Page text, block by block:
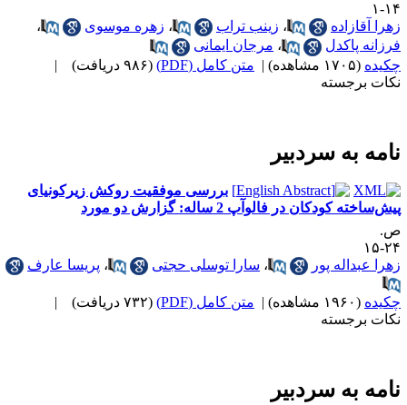
۱
آقازاده
،زینب تراب ،زهره موسوی
،
پاکدل
،مرجان ایمانی
(۱۷۰۵ مشاهده) | متن کامل (PDF) (۹۸۶ دریافت)
|
برجسته
به سردبیر
بررسی موفقیت روکش زیرکونیای
کودکان در فالوآپ 2 ساله: گزارش دو مورد
۱۵
عبداله پور
،سارا توسلی حجتی ،پریسا عارف
(۱۹۶۰ مشاهده) | متن کامل (PDF) (۷۳۲ دریافت)
|
برجسته
به سردبیر